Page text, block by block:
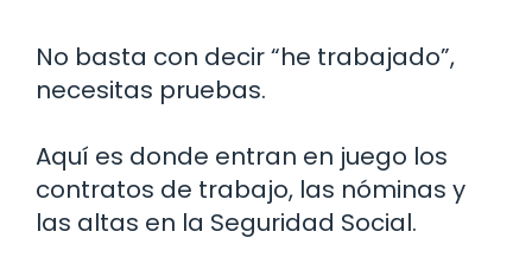
No basta con decir “he trabajado”,
necesitas pruebas.
Aquí es donde entran en juego los
contratos de trabajo, las nóminas y
las altas en la Seguridad Social.